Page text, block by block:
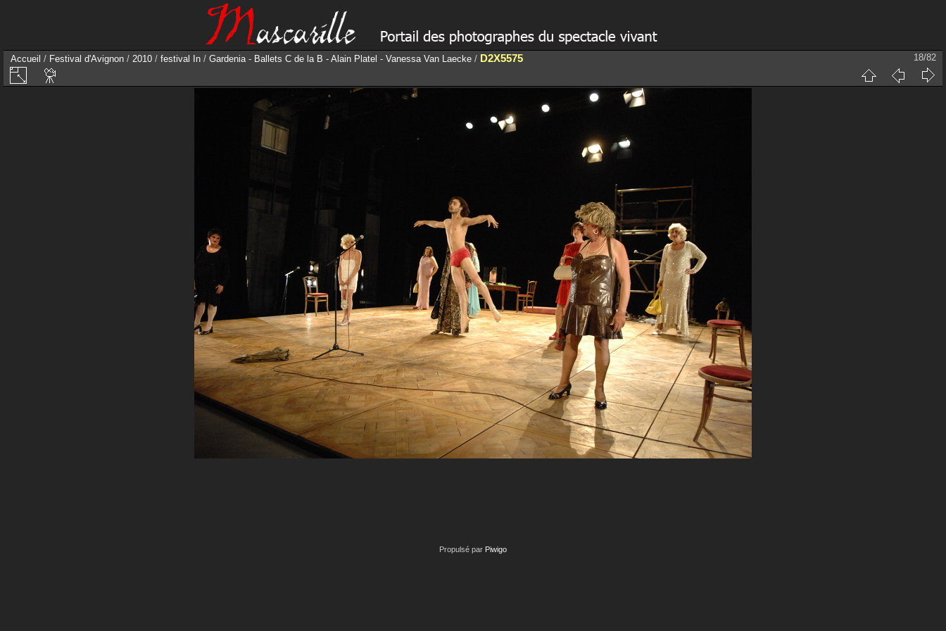
Accueil / Festival d'Avignon / 2010 / festival In / Gardenia - Ballets C de la B - Alain Platel - Vanessa Van Laecke / D2X5575 18/82
Propulsé par Piwigo